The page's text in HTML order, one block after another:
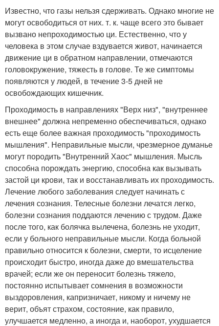
Известно, что газы нельзя сдерживать. Однако многие не
могут освободиться от них. т. к. чаще всего это бывает
вызвано непроходимостью ци. Естественно, что у
человека в этом случае вздувается живот, начинается
движение ци в обратном направлении, отмечаются
головокружение, тяжесть в голове. Те же симптомы
появляются у людей, в течение 3-5 дней не
освобождающих кишечник.
Проходимость в направлениях "Верх низ", "внутреннее
внешнее" должна непременно обеспечиваться, однако
есть еще более важная проходимость "проходимость
мышления". Неправильные мысли, чрезмерное думанье
могут породить "Внутренний Хаос" мышления. Мысль
способна порождать энергию, способна как вызывать
застой ци крови, так и восстанавливать их проходимость.
Лечение любого заболевания следует начинать с
лечения сознания. Телесные болезни лечатся легко,
болезни сознания поддаются лечению с трудом. Даже
после того, как болячка вылечена, болезнь не уходит,
если у больного неправильные мысли. Когда больной
правильно относится к болезни, смерти, то исцеление
происходит быстро, иногда даже до вмешательства
врачей; если же он переносит болезнь тяжело,
постоянно испытывает сомнения в возможности
выздоровления, капризничает, никому и ничему не
верит, объят страхом, состояние, как правило,
улучшается медленно, а иногда и, наоборот, ухудшается